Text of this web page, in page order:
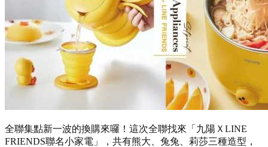
全聯集點新一波的換購來囉！這次全聯找來「九陽ＸLINE
FRIENDS聯名小家電」，共有熊大、兔兔、莉莎三種造型，